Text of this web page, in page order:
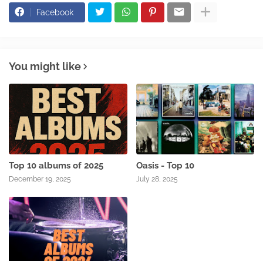
Facebook
You might like
Top 10 albums of 2025
December 19, 2025
Oasis - Top 10
July 28, 2025